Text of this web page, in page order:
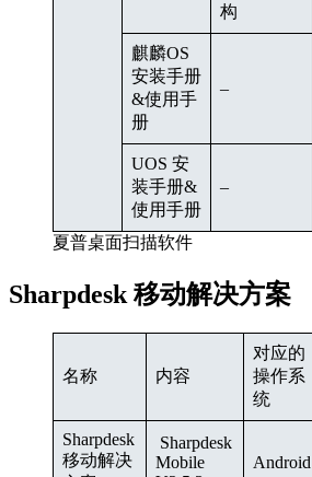
构
麒麟OS
安装手册
&使用手
册
–
UOS 安
装手册&
使用手册
–
夏普桌面扫描软件
Sharpdesk 移动解决方案
名称 内容
对应的
操作系
统
Sharpdesk
移动解决
Sharpdesk
Mobile
Android